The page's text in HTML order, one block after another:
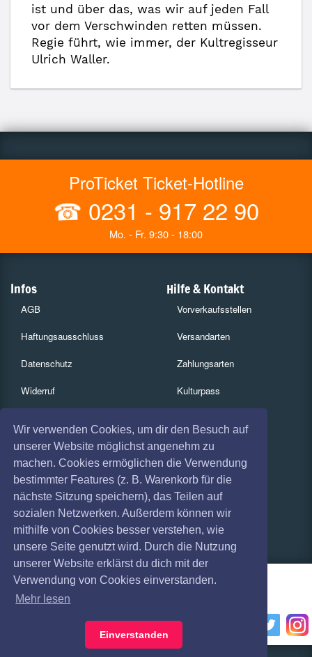
Wir verwenden Cookies, um dir den Besuch auf
unserer Website möglichst angenehm zu
machen. Cookies ermöglichen die Verwendung
bestimmter Features (z. B. Warenkorb für die
nächste Sitzung speichern), das Teilen auf
sozialen Netzwerken. Außerdem können wir
mithilfe von Cookies besser verstehen, wie
unsere Seite genutzt wird. Durch die Nutzung
unserer Website erklärst du dich mit der
Verwendung von Cookies einverstanden.
Mehr lesen
Einverstanden
ist und über das, was wir auf jeden Fall
vor dem Verschwinden retten müssen.
Regie führt, wie immer, der Kultregisseur
Ulrich Waller.
ProTicket Ticket-Hotline
☎ 0231 - 917 22 90
Mo. - Fr. 9:30 - 18:00
Infos
AGB
Haftungsausschluss
Datenschutz
Widerruf
Absagen
Coronavirus (COVID 19)
Hilfe & Kontakt
Vorverkaufsstellen
Versandarten
Zahlungsarten
Kulturpass
Services
Gutscheine
Geschäftskunden
Kartenrückgabe
Besucherregistrierung